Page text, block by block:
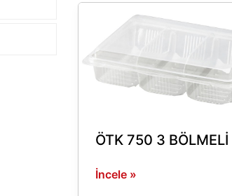
ÖTK 750 3 BÖLMELİ
750
3
BÖLMELİ
İncele »